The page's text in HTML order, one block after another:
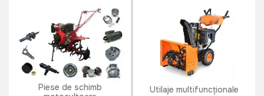
Piese de schimb
Utilaje multifuncționale